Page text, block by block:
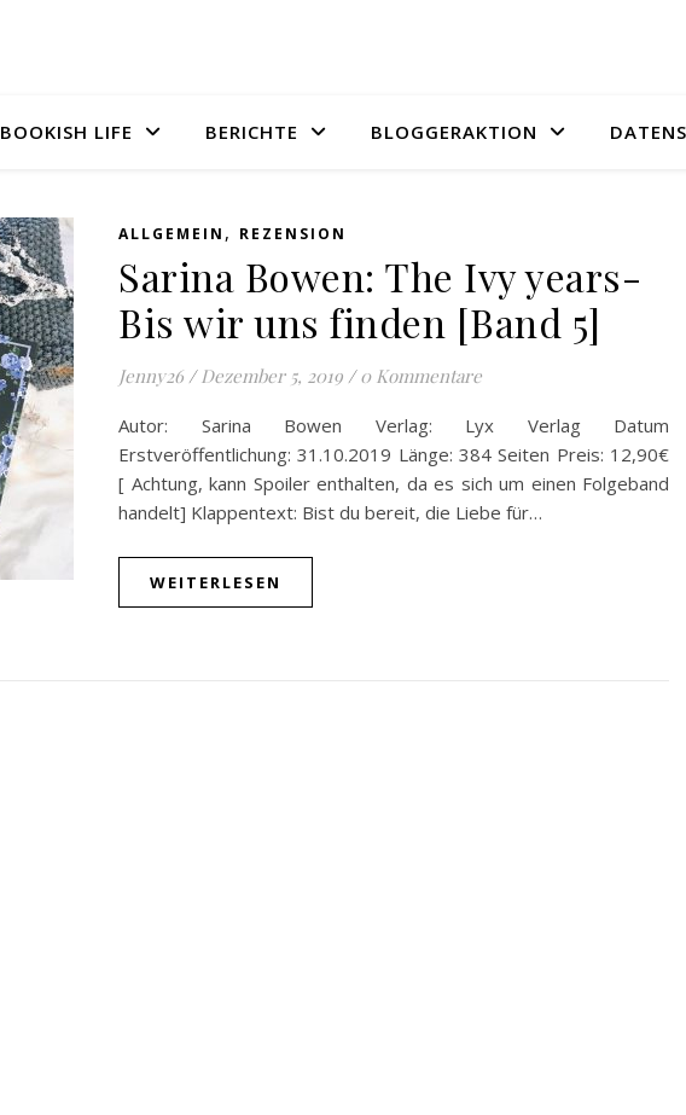
BOOKISH LIFE BERICHTE BLOGGERAKTION
ALLGEMEIN , REZENSION
Sarina Bowen: The Ivy years-
Bis wir uns finden [Band 5]
Jenny26 / Dezember 5, 2019 / 0 Kommentare
Autor: Sarina Bowen Verlag: Lyx Verlag Datum
Erstveröffentlichung: 31.10.2019 Länge: 384 Seiten Preis: 12,90€
[ Achtung, kann Spoiler enthalten, da es sich um einen Folgeband
handelt] Klappentext: Bist du bereit, die Liebe für…
WEITERLESEN